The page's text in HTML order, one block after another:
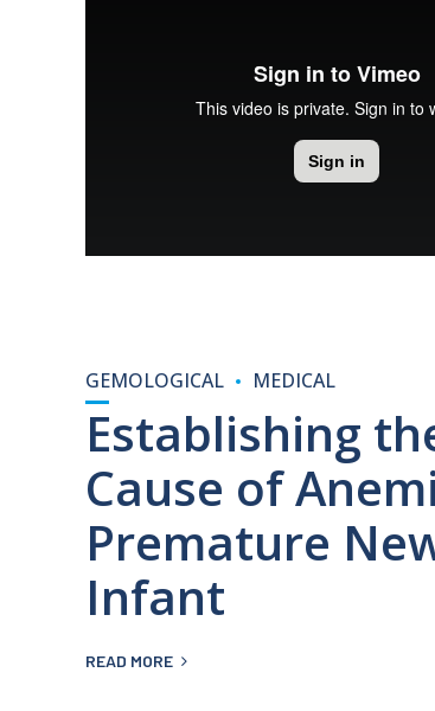
GEMOLOGICAL MEDICAL
Establishing
Cause of
Premature
Infant
READ MORE